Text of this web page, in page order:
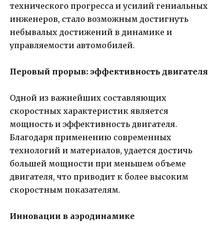
технического прогресса и усилий гениальных
инженеров, стало возможным достигнуть
небывалых достижений в динамике и
управляемости автомобилей.
Перовый прорыв: эффективность двигателя
Одной из важнейших составляющих
скоростных характеристик является
мощность и эффективность двигателя.
Благодаря применению современных
технологий и материалов, удается достичь
большей мощности при меньшем объеме
двигателя, что приводит к более высоким
скоростным показателям.
Инновации в аэродинамике